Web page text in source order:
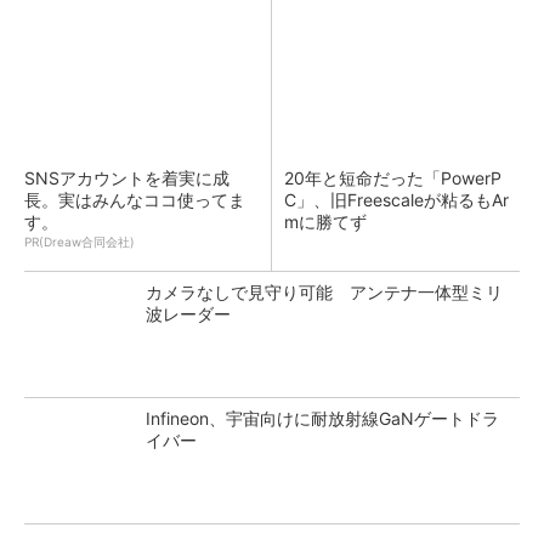
SNSアカウントを着実に成
長。実はみんなココ使ってま
す。
PR(Dreaw合同会社)
20年と短命だった「PowerP
C」、旧Freescaleが粘るもAr
mに勝てず
カメラなしで見守り可能 アンテナ一体型ミリ
波レーダー
Infineon、宇宙向けに耐放射線GaNゲートドラ
イバー